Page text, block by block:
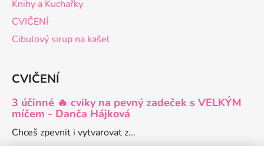
Knihy a Kuchařky
CVIČENÍ
Cibulový sirup na kašel
CVIČENÍ
3 účinné 🔥 cviky na pevný zadeček s VELKÝM
míčem - Danča Hájková
Chceš zpevnit i vytvarovat z...